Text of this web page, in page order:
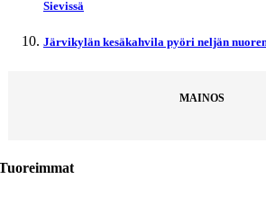
Sievissä
Järvikylän kesäkahvila pyöri neljän
MAINOS